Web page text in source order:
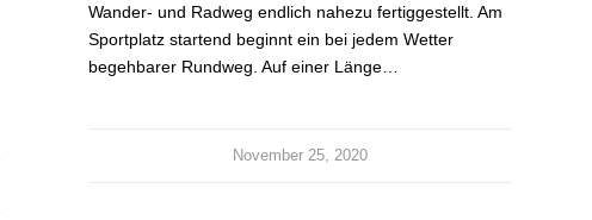
Wander- und Radweg endlich nahezu fertiggestellt. Am
Sportplatz startend beginnt ein bei jedem Wetter
begehbarer Rundweg. Auf einer Länge…
November 25, 2020